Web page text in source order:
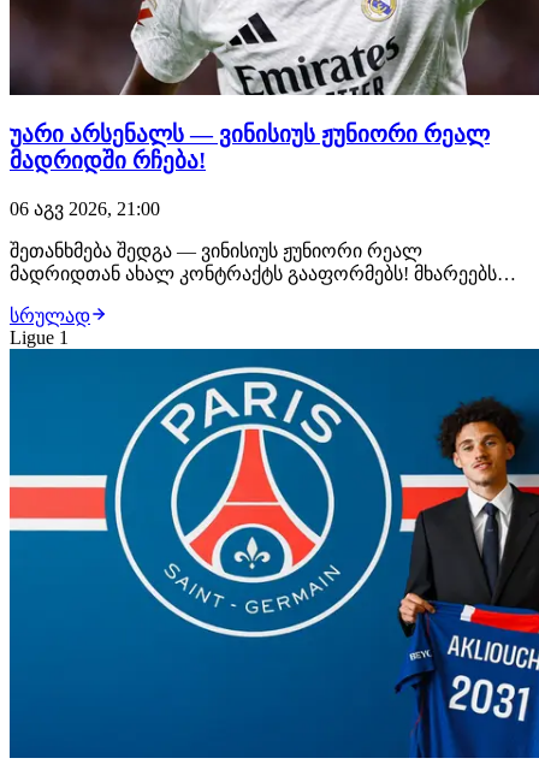
უარი არსენალს — ვინისიუს ჟუნიორი რეალ
მადრიდში რჩება!
06 აგვ 2026, 21:00
შეთანხმება შედგა — ვინისიუს ჟუნიორი რეალ
მადრიდთან ახალ კონტრაქტს გააფორმებს! მხარეებს
ფეხბურთელი უახლოეს საათებში ახალ, 6-წლიან
ხელშეკრულებას მოაწერს ხელს. მიუხედავად იმისა, რომ
არსენალი ვინისიუსს საკმაოდ სოლიდურ კონტრაქტს
სრულად
Ligue 1